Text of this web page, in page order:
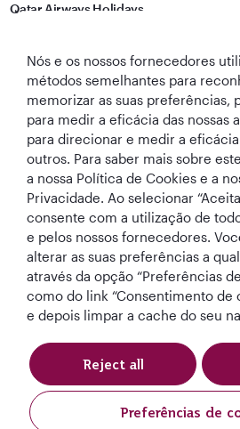
Qatar Airways Holidays
World's Best
Airline
Melhor Classe
Executiva do
Mundo
Melhor
de Classe
Executiva
Termos e
Condições
Política de
cookies
Nós e os nossos fornecedores
métodos semelhantes para
memorizar as suas preferências,
para medir a eficácia das nossas
para direcionar e medir a
outros. Para saber mais sobre
a nossa Política de Cookies e a
Privacidade. Ao selecionar
consente com a utilização de
e pelos nossos fornecedores.
alterar as suas preferências a
através da opção “Preferências
como do link “Consentimento de
e depois limpar a cache do seu
Preferências de
Reject all